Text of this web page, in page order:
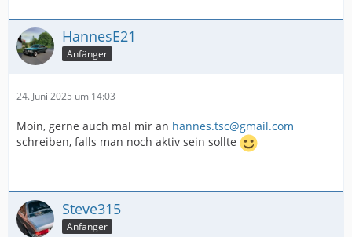
HannesE21
Anfänger
24. Juni 2025 um 14:03
Moin, gerne auch mal mir an hannes.tsc@gmail.com
schreiben, falls man noch aktiv sein sollte
Steve315
Anfänger